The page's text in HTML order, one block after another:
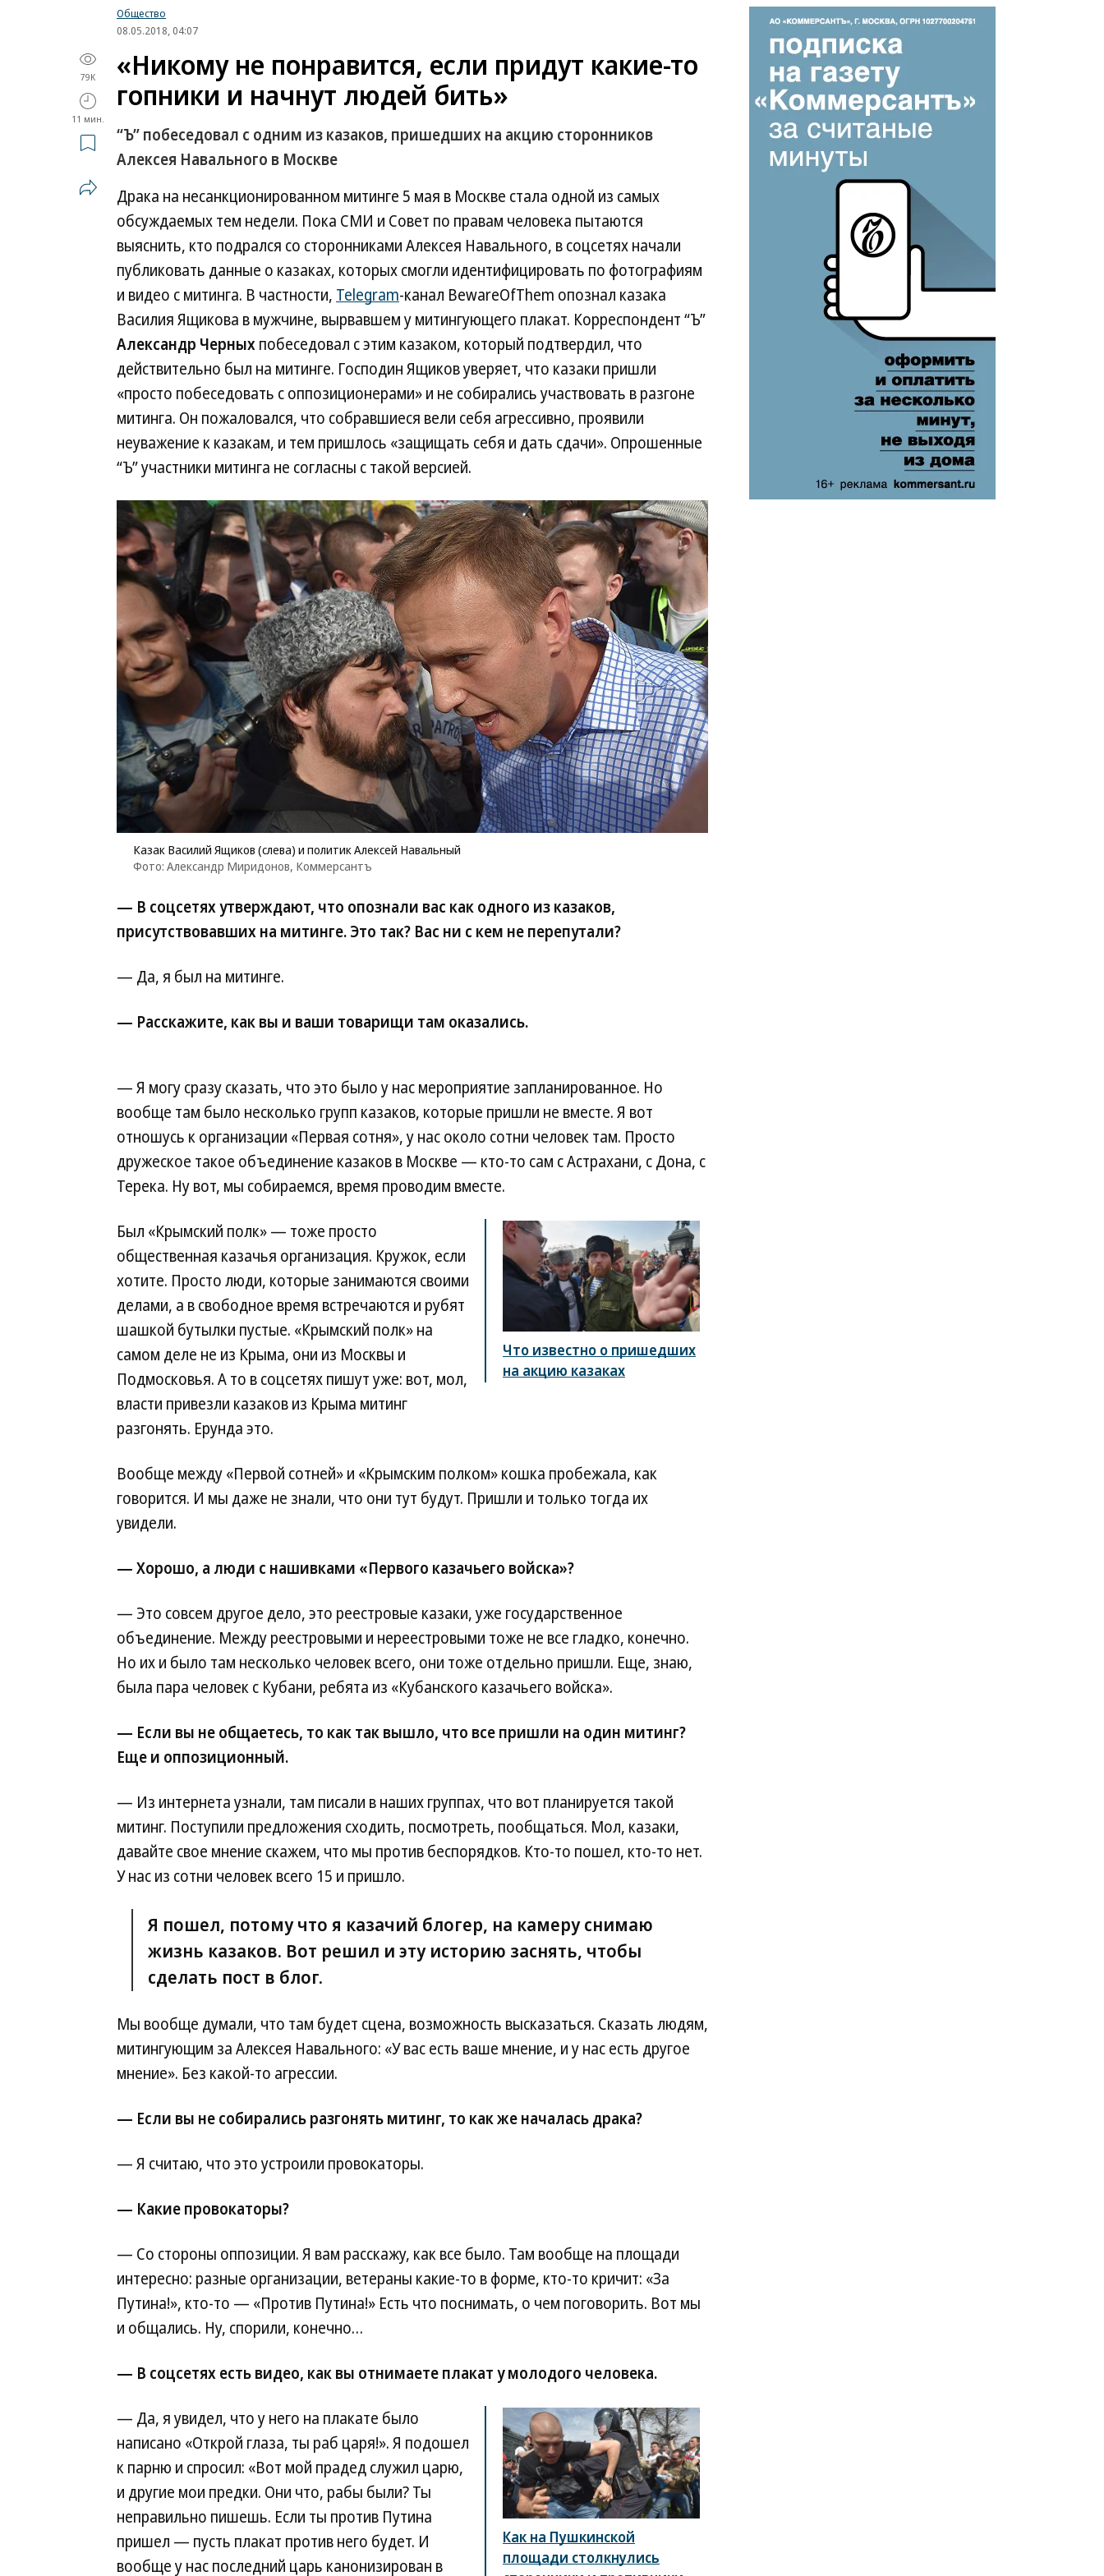
Общество
08.05.2018, 04:07
79K
11 мин.
«Никому не понравится, если придут какие-то
гопники и начнут людей бить»
“Ъ” побеседовал с одним из казаков, пришедших на акцию сторонников
Алексея Навального в Москве
Драка на несанкционированном митинге 5 мая в Москве стала одной из самых
обсуждаемых тем недели. Пока СМИ и Совет по правам человека пытаются
выяснить, кто подрался со сторонниками Алексея Навального, в соцсетях начали
публиковать данные о казаках, которых смогли идентифицировать по фотографиям
и видео с митинга. В частности, Telegram-канал BewareOfThem опознал казака
Василия Ящикова в мужчине, вырвавшем у митингующего плакат. Корреспондент “Ъ”
Александр Черныхпобеседовал с этим казаком, который подтвердил, что
действительно был на митинге. Господин Ящиков уверяет, что казаки пришли
«просто побеседовать с оппозиционерами» и не собирались участвовать в разгоне
митинга. Он пожаловался, что собравшиеся вели себя агрессивно, проявили
неуважение к казакам, и тем пришлось «защищать себя и дать сдачи». Опрошенные
“Ъ” участники митинга не согласны с такой версией.
Казак Василий Ящиков (слева) и политик Алексей Навальный
Фото: Александр Миридонов, Коммерсантъ
— В соцсетях утверждают, что опознали вас как одного из казаков,
присутствовавших на митинге. Это так? Вас ни с кем не перепутали?
— Да, я был на митинге.
— Расскажите, как вы и ваши товарищи там оказались.
— Я могу сразу сказать, что это было у нас мероприятие запланированное. Но
вообще там было несколько групп казаков, которые пришли не вместе. Я вот
отношусь к организации «Первая сотня», у нас около сотни человек там. Просто
дружеское такое объединение казаков в Москве — кто-то сам с Астрахани, с Дона, с
Терека. Ну вот, мы собираемся, время проводим вместе.
Что известно о пришедших
на акцию казаках
Был «Крымский полк» — тоже просто
общественная казачья организация. Кружок, если
хотите. Просто люди, которые занимаются своими
делами, а в свободное время встречаются и рубят
шашкой бутылки пустые. «Крымский полк» на
самом деле не из Крыма, они из Москвы и
Подмосковья. А то в соцсетях пишут уже: вот, мол,
власти привезли казаков из Крыма митинг
разгонять. Ерунда это.
Вообще между «Первой сотней» и «Крымским полком» кошка пробежала, как
говорится. И мы даже не знали, что они тут будут. Пришли и только тогда их
увидели.
— Хорошо, а люди с нашивками «Первого казачьего войска»?
— Это совсем другое дело, это реестровые казаки, уже государственное
объединение. Между реестровыми и нереестровыми тоже не все гладко, конечно.
Но их и было там несколько человек всего, они тоже отдельно пришли. Еще, знаю,
была пара человек с Кубани, ребята из «Кубанского казачьего войска».
— Если вы не общаетесь, то как так вышло, что все пришли на один митинг?
Еще и оппозиционный.
— Из интернета узнали, там писали в наших группах, что вот планируется такой
митинг. Поступили предложения сходить, посмотреть, пообщаться. Мол, казаки,
давайте свое мнение скажем, что мы против беспорядков. Кто-то пошел, кто-то нет.
У нас из сотни человек всего 15 и пришло.
Я пошел, потому что я казачий блогер, на камеру снимаю
жизнь казаков. Вот решил и эту историю заснять, чтобы
сделать пост в блог.
Мы вообще думали, что там будет сцена, возможность высказаться. Сказать людям,
митингующим за Алексея Навального: «У вас есть ваше мнение, и у нас есть другое
мнение». Без какой-то агрессии.
— Если вы не собирались разгонять митинг, то как же началась драка?
— Я считаю, что это устроили провокаторы.
— Какие провокаторы?
— Со стороны оппозиции. Я вам расскажу, как все было. Там вообще на площади
интересно: разные организации, ветераны какие-то в форме, кто-то кричит: «За
Путина!», кто-то — «Против Путина!» Есть что поснимать, о чем поговорить. Вот мы
и общались. Ну, спорили, конечно…
— В соцсетях есть видео, как вы отнимаете плакат у молодого человека.
Как на Пушкинской
площади столкнулись
— Да, я увидел, что у него на плакате было
написано «Открой глаза, ты раб царя!». Я подошел
к парню и спросил: «Вот мой прадед служил царю,
и другие мои предки. Они что, рабы были? Ты
неправильно пишешь. Если ты против Путина
пришел — пусть плакат против него будет. И
вообще у нас последний царь канонизирован в